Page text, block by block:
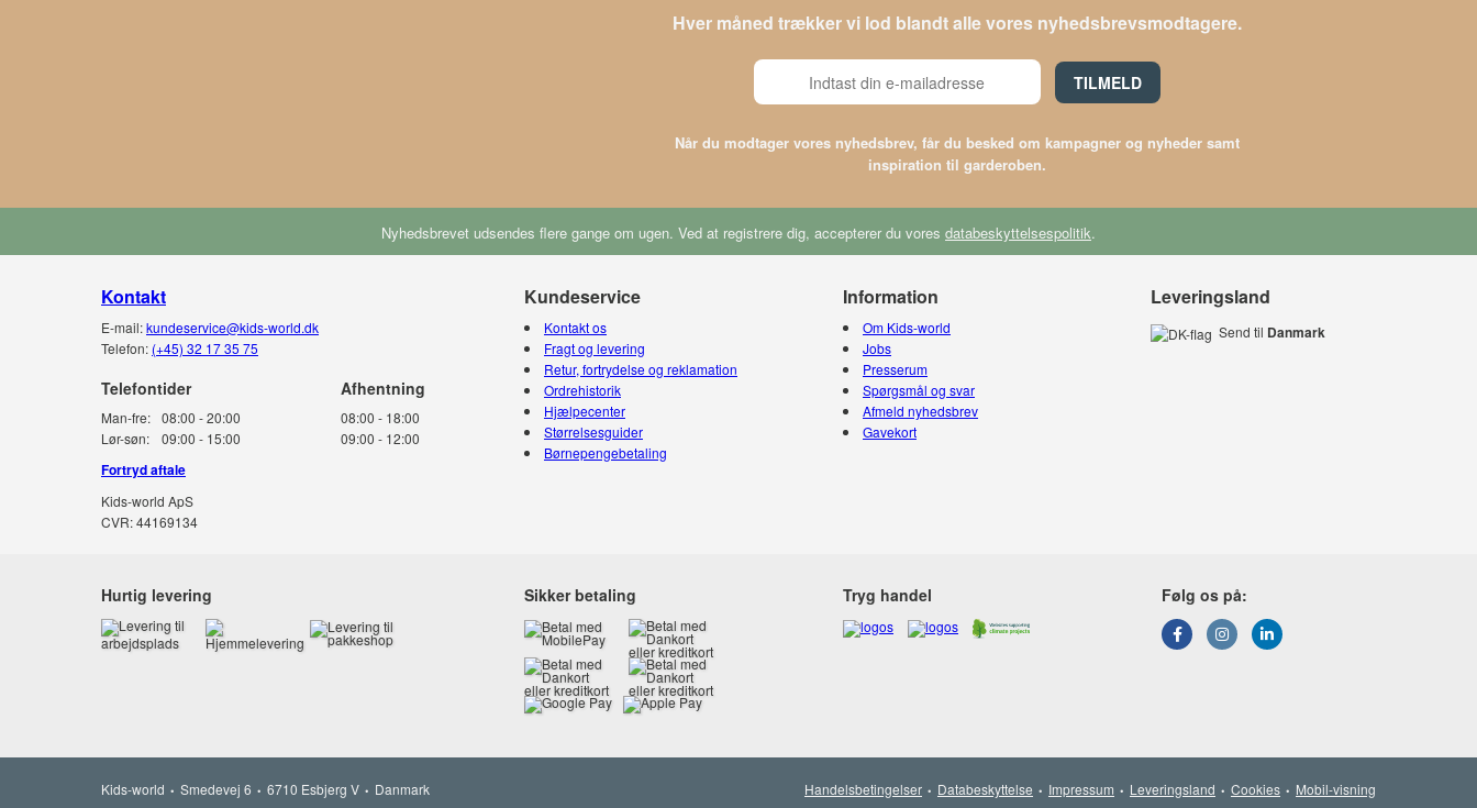
Hver måned trækker vi lod blandt alle vores nyhedsbrevsmodtagere.
TILMELD
Når du modtager vores nyhedsbrev, får du besked om kampagner og nyheder samt
inspiration til garderoben.
Nyhedsbrevet udsendes flere gange om ugen. Ved at registrere dig, accepterer du vores databeskyttelsespolitik.
Kontakt
E-mail:kundeservice@kids-world.dk
Telefon: (+45) 32 17 35 75
Telefontider
Man-fre: 08:00 - 20:00
Lør-søn:
09:00 - 15:00
08:00 - 18:00
09:00 - 12:00
Fortryd aftale
Kids-world ApS
CVR: 44169134
Kundeservice
Kontakt os
Fragt og levering
Retur, fortrydelse og reklamation
Ordrehistorik
Hjælpecenter
Størrelsesguider
Børnepengebetaling
Information
Om Kids-world
Jobs
Presserum
Spørgsmål og svar
Afmeld nyhedsbrev
Gavekort
Leveringsland
Send til Danmark
Sikker betaling
Hurtig levering Tryg handel Følg os på:
Handelsbetingelser Databeskyttelse Impressum Leveringsland Cookies Mobil-visning
Kids-world Smedevej 6 6710 Esbjerg V Danmark